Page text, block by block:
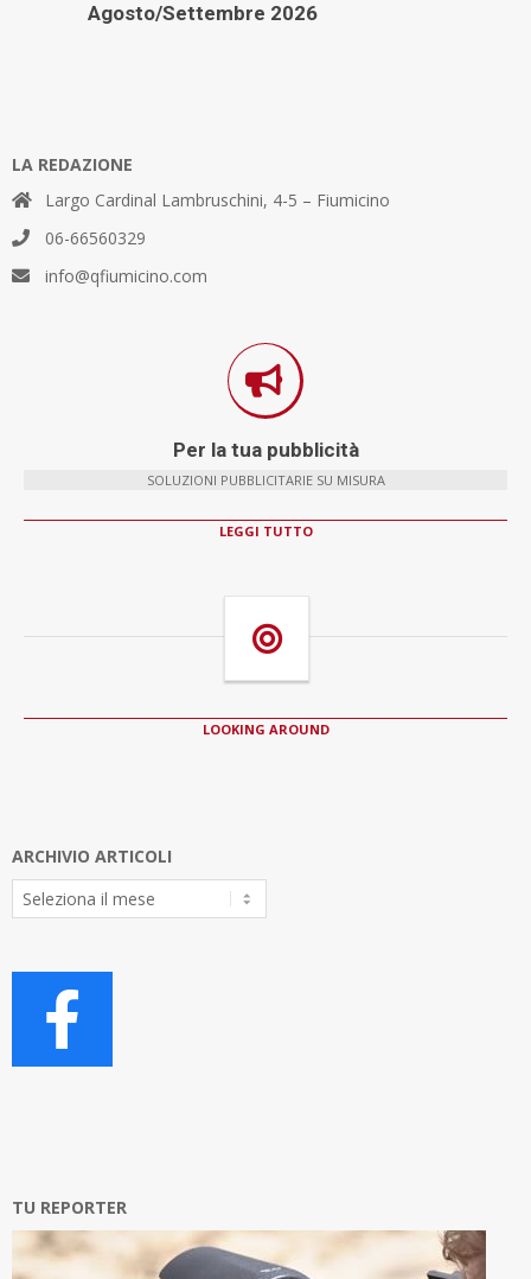
Agosto/Settembre 2026
LA REDAZIONE
Largo Cardinal Lambruschini, 4-5 – Fiumicino
06-66560329
info@qfiumicino.com
Per la tua pubblicità
SOLUZIONI PUBBLICITARIE SU MISURA
LEGGI TUTTO
LOOKING AROUND
ARCHIVIO ARTICOLI
Archivio
Articoli
TU REPORTER